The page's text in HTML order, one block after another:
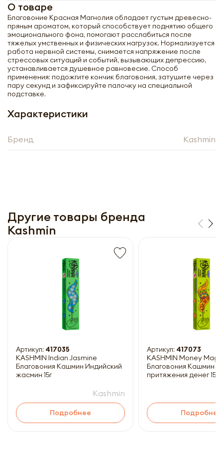
О товаре
Благовоние Красная Магнолия обладает густым древесно-
пряным ароматом, который способствует поднятию общего
эмоционального фона, помогают расслабиться после
тяжелых умственных и физических нагрузок. Нормализуется
работа нервной системы, снимается напряжение после
стрессовых ситуаций и событий, вызывающих депрессию,
устанавливается душевное равновесие. Способ
применения: подожгите кончик благовония, затушите через
пару секунд и зафиксируйте палочку на специальной
подставке.
Характеристики
Бренд Kashmin
Другие товары бренда
Kashmin
Артикул: 417035
KASHMIN Indian Jasmine
Благовония Кашмин Индийский
жасмин 15г
Kashmin
Подробнее
Артикул: 417073
KASHMIN Money
Благовония Кашмин
притяжения денег 15г
Подробнее
Получить прайс-лист
Обязательны к заполнению